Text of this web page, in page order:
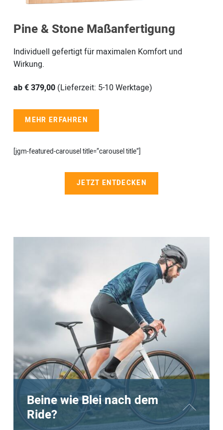
Pine & Stone Maßanfertigung
Individuell gefertigt für maximalen Komfort und
Wirkung.
ab € 379,00(Lieferzeit: 5-10 Werktage)
MEHR ERFAHREN
[jgm-featured-carousel title=“carousel title“]
JETZT ENTDECKEN
Beine wie Blei nach dem
Ride?